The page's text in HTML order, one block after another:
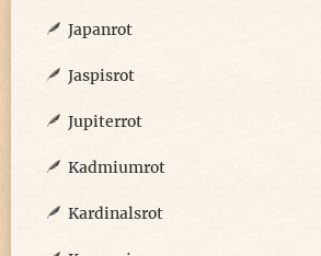
Japanrot
Jaspisrot
Jupiterrot
Kadmiumrot
Kardinalsrot